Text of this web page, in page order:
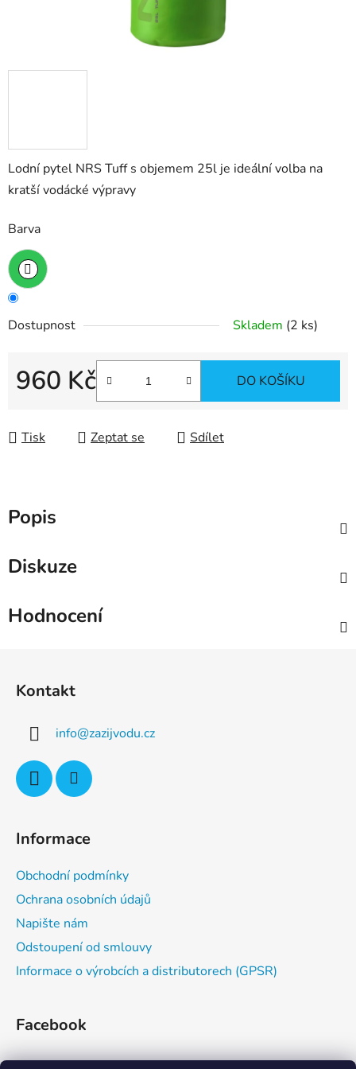
Lodní pytel NRS Tuff s objemem 25l je ideální volba na
kratší vodácké výpravy
Barva
Dostupnost Skladem (2 ks)
960 Kč DO KOŠÍKU
Tisk Zeptat se Sdílet
Popis
Diskuze
Hodnocení
Kontakt
info@zazijvodu.cz
Informace
Obchodní podmínky
Ochrana osobních údajů
Napište nám
Odstoupení od smlouvy
Informace o výrobcích a distributorech (GPSR)
Facebook